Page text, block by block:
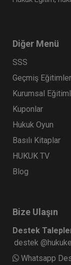
Diğer Menü
SSS
Geçmiş Eğitimler
Kurumsal
Kuponlar
Hukuk Oyun
Basılı Kitaplar
HUKUK TV
Blog
Bize Ulaşın
Destek
destek
Whatsapp